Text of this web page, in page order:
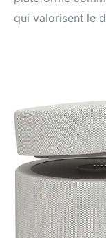
qui valorisent le